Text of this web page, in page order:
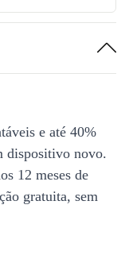
e até 40%
dispositivo novo.
12 meses de
gratuita, sem